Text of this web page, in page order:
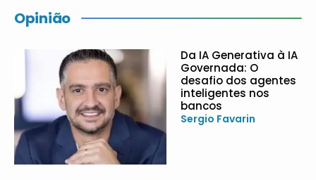
Opinião
Da IA Generativa à IA
Governada: O
desafio dos agentes
inteligentes nos
bancos
Sergio Favarin